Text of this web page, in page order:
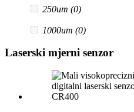
250um (0)
1000um (0)
Laserski mjerni senzor